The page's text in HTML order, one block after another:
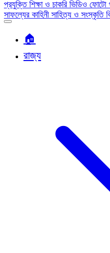
প্রযুক্তি শিক্ষা ও চাকরি ভিডিও ফোটো
সাফল্যের কাহিনী সাহিত্য ও সংস্কৃতি
🏠︎
রাজ্য